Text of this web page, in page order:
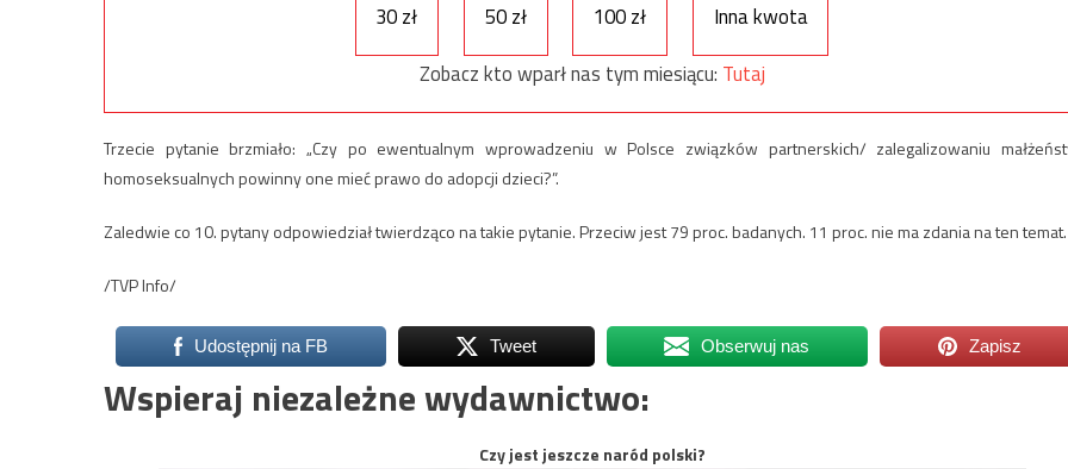
30 zł 50 zł 100 zł
Inna kwota
Zobacz kto wparł nas tym miesiącu: Tutaj
Trzecie pytanie brzmiało: „Czy po ewentualnym wprowadzeniu w Polsce związków partnerskich/ zalegalizowaniu
homoseksualnych powinny one mieć prawo do adopcji dzieci?”.
Zaledwie co 10. pytany odpowiedział twierdząco na takie pytanie. Przeciw jest 79 proc. badanych. 11 proc. nie ma zdania na ten temat.
/TVP Info/
Udostępnij na FB Tweet Obserwuj nas Zapisz
Wspieraj niezależne wydawnictwo:
Czy jest jeszcze naród polski?